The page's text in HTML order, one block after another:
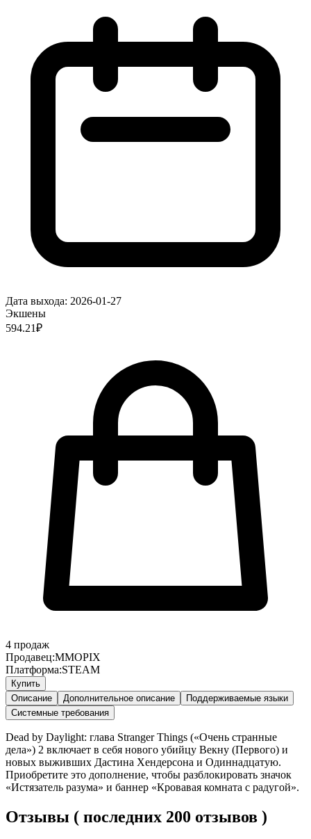
Дата выхода: 2026-01-27
Экшены
594.21₽
4 продаж
Продавец:MMOPIX
Платформа:STEAM
Купить
Описание
Дополнительное описание
Поддерживаемые языки
Системные требования
Dead by Daylight: глава Stranger Things («Очень странные
дела») 2 включает в себя нового убийцу Векну (Первого) и
новых выживших Дастина Хендерсона и Одиннадцатую.
Приобретите это дополнение, чтобы разблокировать значок
«Истязатель разума» и баннер «Кровавая комната с радугой».
Отзывы ( последних 200 отзывов )